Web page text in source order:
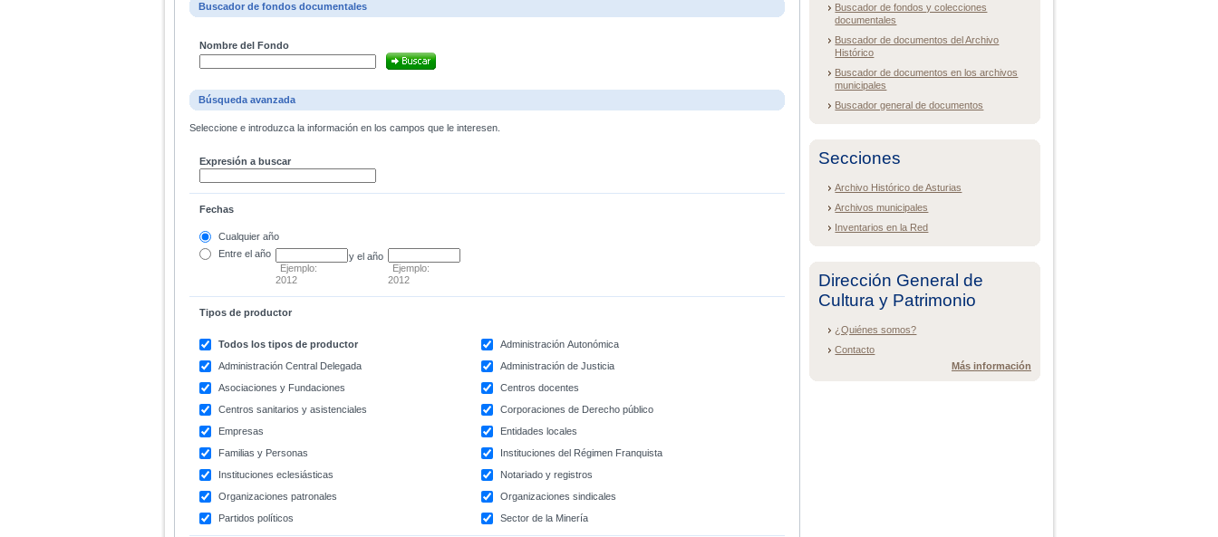
Buscador de fondos documentales
Nombre del Fondo
Búsqueda avanzada
Seleccione e introduzca la información en los campos que le interesen.
Expresión a buscar
Fechas
Cualquier año
Entre el año
Ejemplo:
2012
y el año
Ejemplo:
2012
Tipos de productor
Todos los tipos de productor
Administración Autonómica
Administración Central Delegada
Administración de Justicia
Asociaciones y Fundaciones
Centros docentes
Centros sanitarios y asistenciales
Corporaciones de Derecho público
Empresas
Entidades locales
Familias y Personas
Instituciones del Régimen Franquista
Instituciones eclesiásticas
Notariado y registros
Organizaciones patronales
Organizaciones sindicales
Partidos políticos
Sector de la Minería
Buscador de fondos y colecciones
documentales
Buscador de documentos del Archivo
Histórico
Buscador de documentos en los archivos
municipales
Buscador general de documentos
Secciones
Archivo Histórico de Asturias
Archivos municipales
Inventarios en la Red
Dirección General de
Cultura y Patrimonio
¿Quiénes somos?
Contacto
Más información